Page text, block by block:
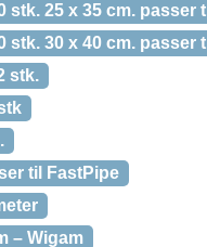
stk. 25 x 35 cm. passer
stk. 30 x 40 cm. passer
stk.
til FastPipe
– Wigam